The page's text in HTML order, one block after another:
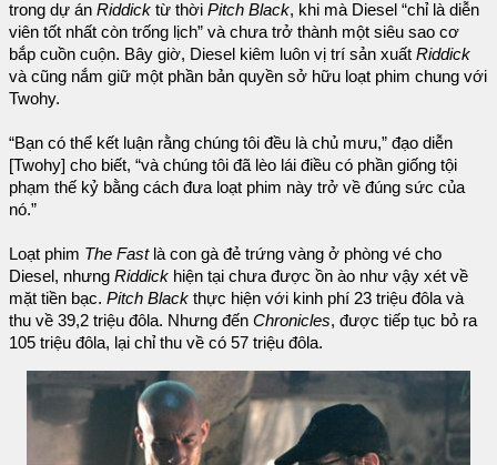
trong dự án Riddick từ thời Pitch Black, khi mà Diesel “chỉ là diễn
viên tốt nhất còn trống lịch” và chưa trở thành một siêu sao cơ
bắp cuồn cuộn. Bây giờ, Diesel kiêm luôn vị trí sản xuất Riddick
và cũng nắm giữ một phần bản quyền sở hữu loạt phim chung với
Twohy.
“Bạn có thể kết luận rằng chúng tôi đều là chủ mưu,” đạo diễn
[Twohy] cho biết, “và chúng tôi đã lèo lái điều có phần giống tội
phạm thế kỷ bằng cách đưa loạt phim này trở về đúng sức của
nó.”
Loạt phim The Fastlà con gà đẻ trứng vàng ở phòng vé cho
Diesel, nhưng Riddick hiện tại chưa được ồn ào như vậy xét về
mặt tiền bạc. Pitch Black thực hiện với kinh phí 23 triệu đôla và
thu về 39,2 triệu đôla. Nhưng đến Chronicles, được tiếp tục bỏ ra
105 triệu đôla, lại chỉ thu về có 57 triệu đôla.